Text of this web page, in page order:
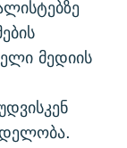
მედიის